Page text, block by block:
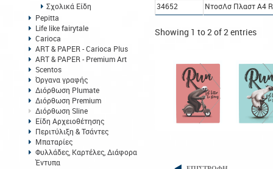
Σχολικά Είδη
Pepitta
Life like fairytale
Carioca
ART & PAPER - Carioca Plus
ART & PAPER - Premium Art
Scentos
Όργανα γραφής
Διόρθωση Plumate
Διόρθωση Premium
Διόρθωση Sline
Είδη Αρχειοθέτησης
Περιτύλιξη & Τσάντες
Μπαταρίες
Φυλλάδες, Καρτέλες, Διάφορα
Έντυπα
34652
ΝτοσΛσ Πλαστ A4
Showing 1 to 2 of 2 entries